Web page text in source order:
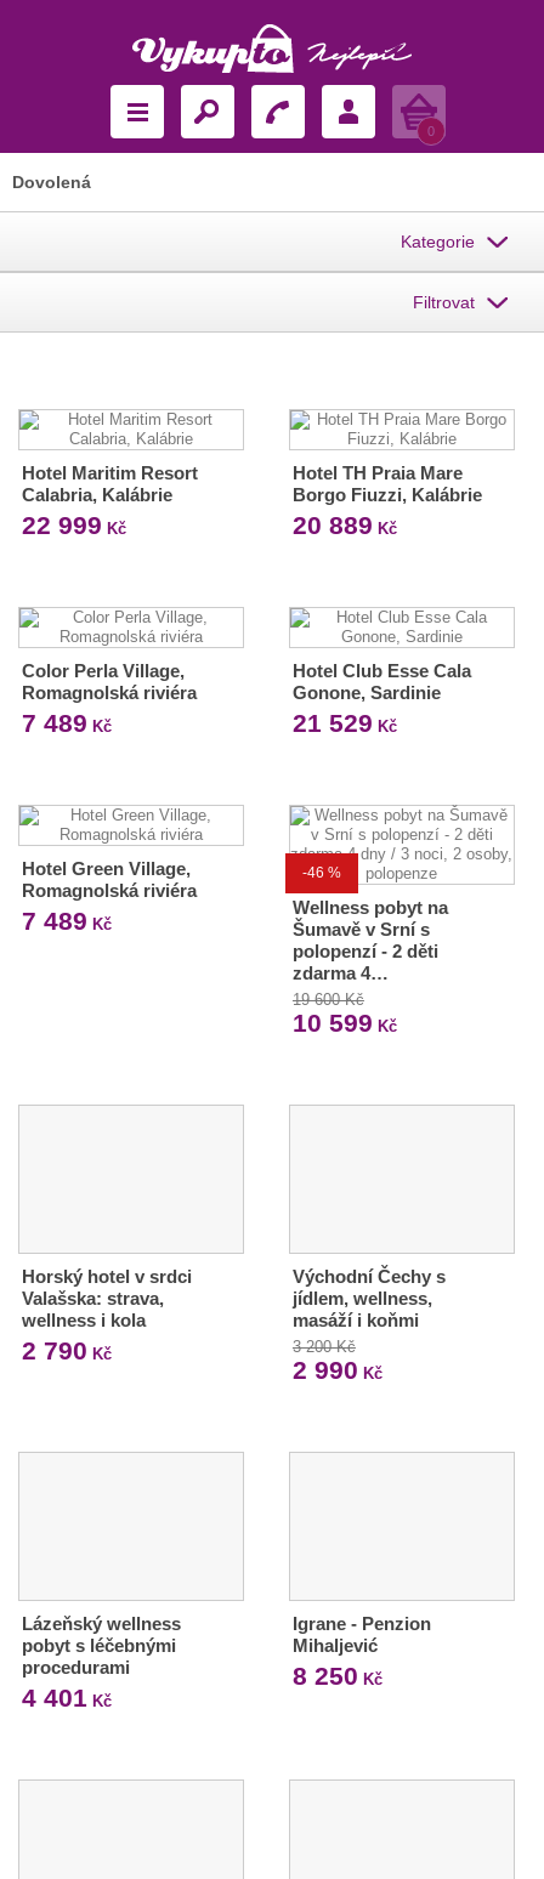
Košík
0
Dovolená
Kategorie
Filtrovat
Hotel Maritim Resort
Calabria, Kalábrie
22 999 Kč
Hotel TH Praia Mare
Borgo Fiuzzi, Kalábrie
20 889 Kč
Color Perla Village,
Romagnolská riviéra
7 489 Kč
Hotel Club Esse Cala
Gonone, Sardinie
21 529 Kč
Hotel Green Village,
Romagnolská riviéra
7 489 Kč
-46 %
Wellness pobyt na
Šumavě v Srní s
polopenzí - 2 děti
zdarma 4…
19 600 Kč
10 599 Kč
Horský hotel v srdci
Valašska: strava,
wellness i kola
2 790 Kč
Východní Čechy s
jídlem, wellness,
masáží i koňmi
3 200 Kč
2 990 Kč
Lázeňský wellness
pobyt s léčebnými
procedurami
4 401 Kč
Igrane - Penzion
Mihaljević
8 250 Kč